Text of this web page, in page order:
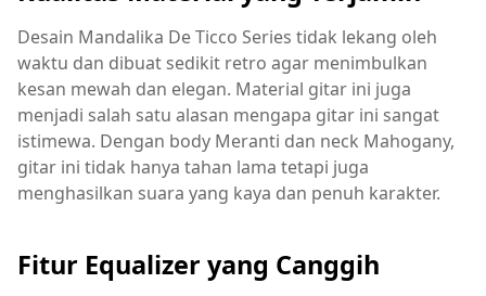
Desain Mandalika De Ticco Series tidak lekang oleh
waktu dan dibuat sedikit retro agar menimbulkan
kesan mewah dan elegan. Material gitar ini juga
menjadi salah satu alasan mengapa gitar ini sangat
istimewa. Dengan body Meranti dan neck Mahogany,
gitar ini tidak hanya tahan lama tetapi juga
menghasilkan suara yang kaya dan penuh karakter.
Fitur Equalizer yang Canggih